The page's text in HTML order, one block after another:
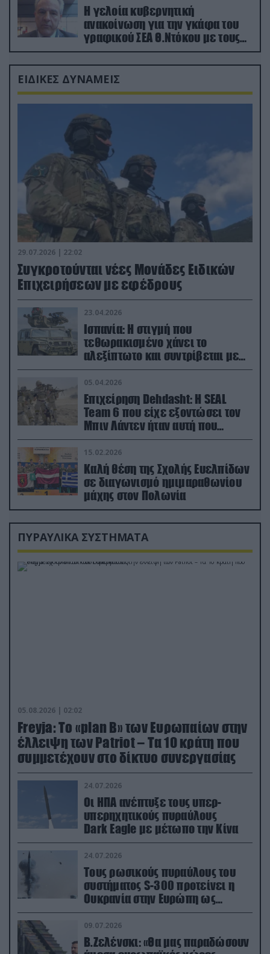
Η γελοία κυβερνητική
ανακοίνωση για την γκάφα του
γραφικού ΣΕΑ Θ.Ντόκου με τους
Ρώσους φαρσέρ
ΕΙΔΙΚΕΣ ΔΥΝΑΜΕΙΣ
29.07.2026 | 22:02
Συγκροτούνται νέες Μονάδες Ειδικών
Επιχειρήσεων με εφέδρους
23.04.2026
Ισπανία: Η στιγμή που
τεθωρακισμένο χάνει το
αλεξίπτωτο και συντρίβεται με
ορμή στο έδαφος (βίντεο)
05.04.2026
Επιχείρηση Dehdasht: Η SEAL
Team 6 που είχε εξοντώσει τον
Μπιν Λάντεν ήταν αυτή που
διέσωσε τον πιλότο του F-15
15.02.2026
Καλή θέση της Σχολής Ευελπίδων
σε διαγωνισμό ημιμαραθωνίου
μάχης στον Πολωνία
ΠΥΡΑΥΛΙΚΑ ΣΥΣΤΗΜΑΤΑ
05.08.2026 | 02:02
Freyja: Το «plan Β» των Ευρωπαίων στην
έλλειψη των Patriot – Τα 10 κράτη που
συμμετέχουν στο δίκτυο συνεργασίας
24.07.2026
Οι ΗΠΑ ανέπτυξε τους υπερ-
υπερηχητικούς πυραύλους
Dark Eagle με μέτωπο την Κίνα
24.07.2026
Τους ρωσικούς πυραύλους του
συστήματος S-300 προτείνει η
Ουκρανία στην Ευρώπη ως
αντιβαλλιστικό σύστημα
09.07.2026
Β.Ζελένσκι: «Θα μας παραδώσουν